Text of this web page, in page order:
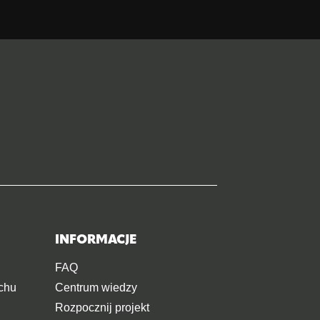
INFORMACJE
FAQ
Centrum wiedzy
Rozpocznij projekt